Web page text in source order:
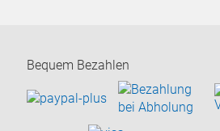
Bequem Bezahlen